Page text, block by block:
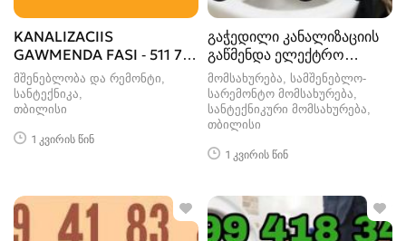
KANALIZACIIS
GAWMENDA FASI - 511 77
75 79
მშენებლობა და რემონტი,
სანტექნიკა
თბილისი
1 კვირის წინ
გაჭედილი კანალიზაციის
გაწმენდა ელექტრო
ტროსით
მომსახურება, სამშენებლო-
სარემონტო მომსახურება,
სანტექნიკური მომსახურება
თბილისი
1 კვირის წინ